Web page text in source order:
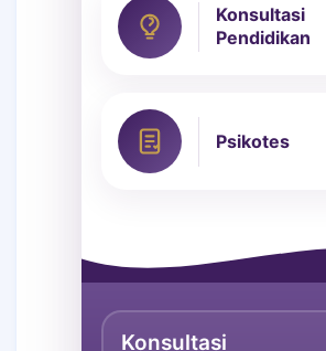
Konsultasi
Pendidikan
Psikotes
Konsultasi